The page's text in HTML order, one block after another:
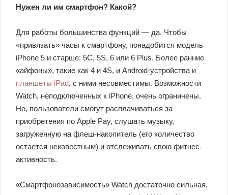
Нужен ли им смартфон? Какой?
Для работы большинства функций — да. Чтобы
«привязать» часы к смартфону, понадобится модель
iPhone 5 и старше: 5C, 5S, 6 или 6 Plus. Более ранние
«айфоны», такие как 4 и 4S, и Android-устройства и
планшеты iPad, с ними несовместимы. Возможности
Watch, неподключенных к iPhone, очень ограничены.
Но, пользователи смогут расплачиваться за
приобретения по Apple Pay, слушать музыку,
загруженную на флеш-накопитель (его количество
остается неизвестным) и отслеживать свою фитнес-
активность.
«Смартфонозависимость» Watch достаточно сильная,